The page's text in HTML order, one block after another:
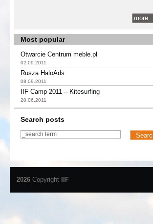
more
Most popular
Otwarcie Centrum meble.pl
02.09.2011
Rusza HaloAds
08.09.2011
IIF Camp 2011 – Kitesurfing
20.06.2011
Search posts
2026 Copyright IIF